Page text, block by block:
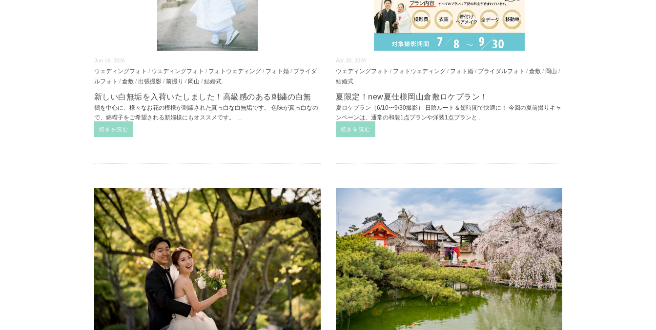
Jun 16, 2026
ウェディングフォト / ウエディングフォト / フォトウェディング/ フォト婚/ ブライダ
ルフォト / 倉敷/ 出張撮影/ 前撮り / 岡山 / 結婚式
新しい白無垢を入荷いたしました！高級感のある刺繍の白無
鶴を中心に、様々なお花の模様が刺繍された真っ白な白無垢です。 色味が真っ白なの
で、綿帽子をご希望される新婦様にもオススメです。 ...
続きを読む
Apr 30, 2026
ウェディングフォト / フォトウェディング / フォト婚 / ブライダルフォト /倉敷 / 岡山 /
結婚式
夏限定！new夏仕様岡山倉敷ロケプラン！
夏ロケプラン（6/10〜9/30撮影） 日陰ルート＆短時間で快適に！ 今回の夏前撮りキャ
ンペーンは、通常の和装1点プランや洋装1点プランと ...
続きを読む